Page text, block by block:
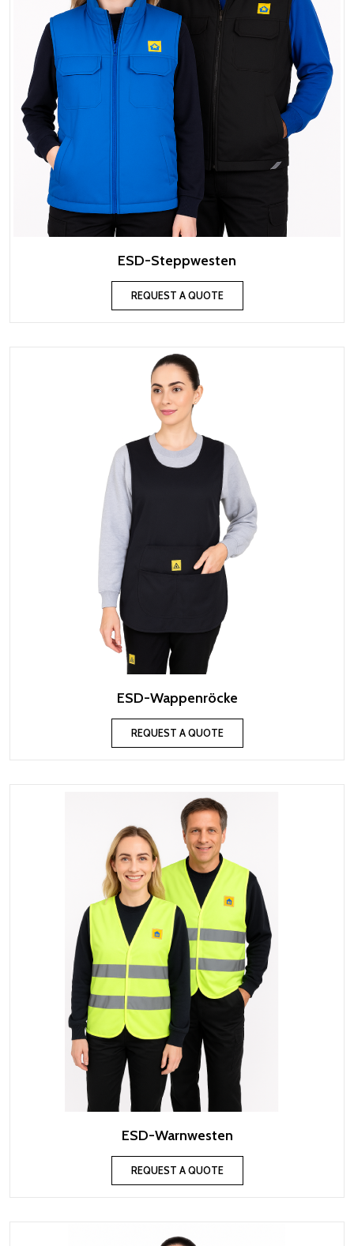
ESD-Steppwesten
REQUEST A QUOTE
ESD-Wappenröcke
REQUEST A QUOTE
ESD-Warnwesten
REQUEST A QUOTE